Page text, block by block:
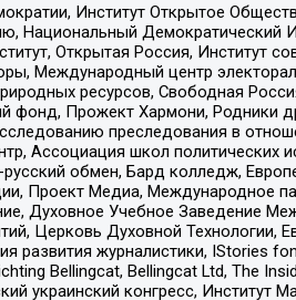
Институт Открытое
Национальный Демократический
Открытая Россия, Институт
Международный центр
ресурсов, Свободная
Прожект Хармони, Родники
преследования в
Ассоциация школ
обмен, Бард колледж,
Проект Медиа, Международное
Духовное Учебное Заведение
Церковь Духовной
журналистики, IStories
Bellingcat, Bellingcat Ltd, The
украинский конгресс,